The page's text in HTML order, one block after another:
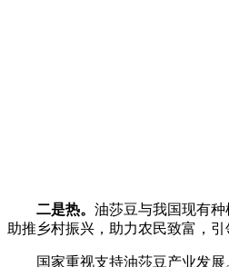
二是热。 油莎豆与我国现有
助推乡村振兴，助力农民致富，
国家重视支持油莎豆产业发展。